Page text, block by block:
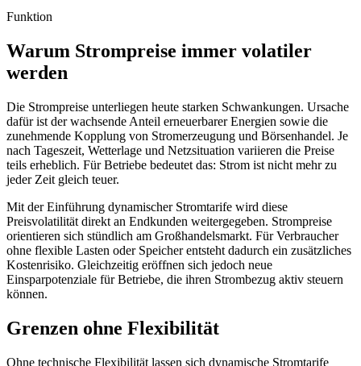
Funktion
Warum Strompreise immer volatiler
werden
Die Strompreise unterliegen heute starken Schwankungen. Ursache
dafür ist der wachsende Anteil erneuerbarer Energien sowie die
zunehmende Kopplung von Stromerzeugung und Börsenhandel. Je
nach Tageszeit, Wetterlage und Netzsituation variieren die Preise
teils erheblich. Für Betriebe bedeutet das: Strom ist nicht mehr zu
jeder Zeit gleich teuer.
Mit der Einführung dynamischer Stromtarife wird diese
Preisvolatilität direkt an Endkunden weitergegeben. Strompreise
orientieren sich stündlich am Großhandelsmarkt. Für Verbraucher
ohne flexible Lasten oder Speicher entsteht dadurch ein zusätzliches
Kostenrisiko. Gleichzeitig eröffnen sich jedoch neue
Einsparpotenziale für Betriebe, die ihren Strombezug aktiv steuern
können.
Grenzen ohne Flexibilität
Ohne technische Flexibilität lassen sich dynamische Stromtarife